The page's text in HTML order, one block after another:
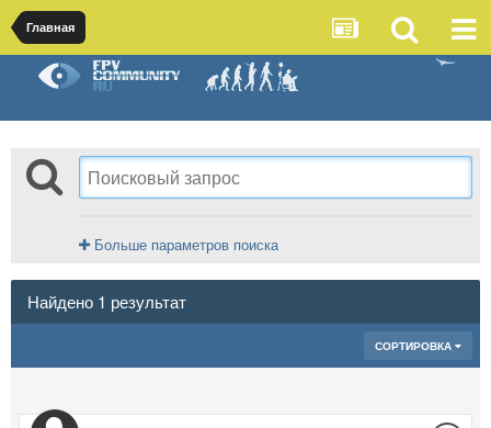
Главная
Больше параметров поиска
Найдено 1 результат
СОРТИРОВКА